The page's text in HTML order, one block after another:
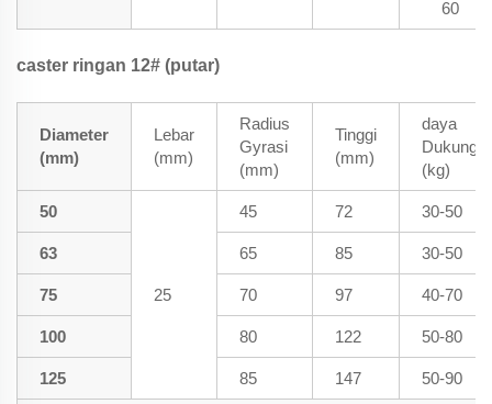
60
caster ringan 12# (putar)
Diameter
(mm)
Lebar
(mm)
Radius
Gyrasi
(mm)
Tinggi
(mm)
daya
Dukung
(kg)
50
25
45 72 30-50
63 65 85 30-50
75 70 97 40-70
100 80 122 50-80
125 85 147 50-90